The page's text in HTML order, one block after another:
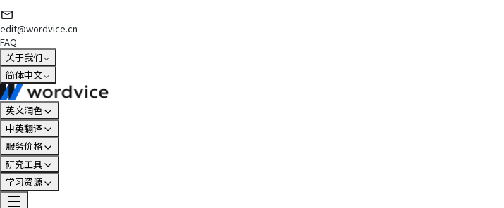
edit@wordvice.cn
FAQ
关于我们
简体中文
英文润色
中英翻译
服务价格
研究工具
学习资源